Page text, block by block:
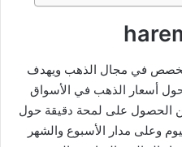
في مجال الذهب ويهدف
أسعار الذهب في الأسواق
الحصول على لمحة دقيقة حول
وعلى مدار الأسبوع والشهر